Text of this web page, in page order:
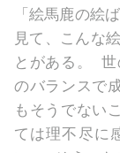
「絵馬鹿の絵
見て、こんな
とがある。
のバランスで
もそうでない
ては理不尽に